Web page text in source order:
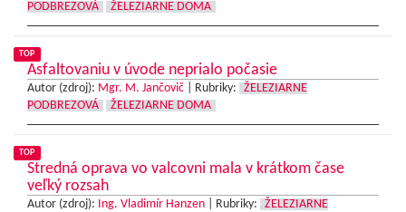
PODBREZOVÁ
ŽELEZIARNE DOMA
TOP
Asfaltovaniu v úvode neprialo počasie
Autor (zdroj): Mgr. M. Jančovič Rubriky:
ŽELEZIARNE
PODBREZOVÁ
ŽELEZIARNE DOMA
TOP
Stredná oprava vo valcovni mala v krátkom čase
veľký rozsah
Autor (zdroj): Ing. Vladimír Hanzen Rubriky:
ŽELEZIARNE